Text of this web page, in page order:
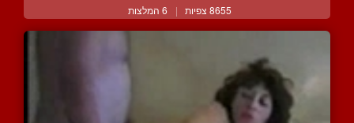
8655 צפיות | 6 המלצות